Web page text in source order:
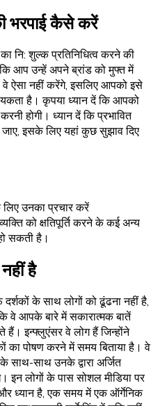
भरपाई कैसे करें
नि: शुल्क प्रतिनिधित्व करने की
आप उन्हें अपने ब्रांड को मुफ्त में
ऐसा नहीं करेंगे, इसलिए आपको इसे
है। कृपया ध्यान दें कि आपको
होगी। ध्यान दें कि प्रभावित
इसके लिए यहां कुछ सुझाव दिए
उनका प्रचार करें
को क्षतिपूर्ति करने के कई अन्य
सकती है।
है
के साथ लोगों को ढूंढना नहीं है,
वे आपके बारे में सकारात्मक बातें
हैं। इन्फ्लुएंसर वे लोग हैं जिन्होंने
का पोषण करने में समय बिताया है। वे
साथ-साथ उनके द्वारा अर्जित
इन लोगों के पास सोशल मीडिया पर
ध्यान है, एक समय में एक ऑर्गेनिक